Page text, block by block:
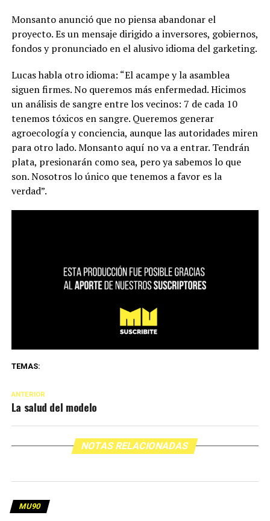
Monsanto anunció que no piensa abandonar el
proyecto. Es un mensaje dirigido a inversores, gobiernos,
fondos y pronunciado en el alusivo idioma del garketing.
Lucas habla otro idioma: “El acampe y la asamblea
siguen firmes. No queremos más enfermedad. Hicimos
un análisis de sangre entre los vecinos: 7 de cada 10
tenemos tóxicos en sangre. Queremos generar
agroecología y conciencia, aunque las autoridades miren
para otro lado. Monsanto aquí no va a entrar. Tendrán
plata, presionarán como sea, pero ya sabemos lo que
son. Nosotros lo único que tenemos a favor es la
verdad”.
TEMAS:
ANTERIOR
La salud del modelo
NOTAS RELACIONADAS
MU90